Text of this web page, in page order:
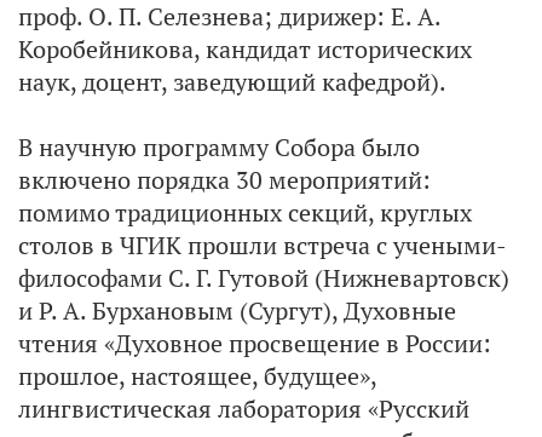
проф. О. П. Селезнева; дирижер: Е. А.
Коробейникова, кандидат исторических
наук, доцент, заведующий кафедрой).
В научную программу Собора было
включено порядка 30 мероприятий:
помимо традиционных секций, круглых
столов в ЧГИК прошли встреча с учеными-
философами С. Г. Гутовой (Нижневартовск)
и Р. А. Бурхановым (Сургут), Духовные
чтения «Духовное просвещение в России:
прошлое, настоящее, будущее»,
лингвистическая лаборатория «Русский